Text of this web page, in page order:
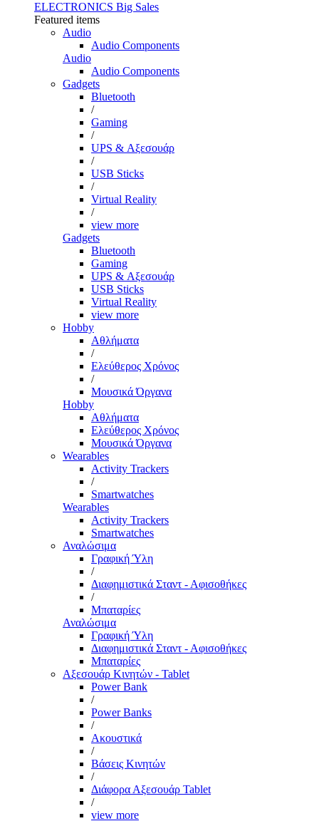
ELECTRONICS Big Sales
Featured items
Audio
Audio Components
Audio
Audio Components
Gadgets
Bluetooth
/
Gaming
/
UPS & Αξεσουάρ
/
USB Sticks
/
Virtual Reality
/
view more
Gadgets
Bluetooth
Gaming
UPS & Αξεσουάρ
USB Sticks
Virtual Reality
view more
Hobby
Αθλήματα
/
Ελεύθερος Χρόνος
/
Μουσικά Όργανα
Hobby
Αθλήματα
Ελεύθερος Χρόνος
Μουσικά Όργανα
Wearables
Activity Trackers
/
Smartwatches
Wearables
Activity Trackers
Smartwatches
Αναλώσιμα
Γραφική Ύλη
/
Διαφημιστικά Σταντ - Αφισοθήκες
/
Μπαταρίες
Αναλώσιμα
Γραφική Ύλη
Διαφημιστικά Σταντ - Αφισοθήκες
Μπαταρίες
Αξεσουάρ Κινητών - Tablet
Power Bank
/
Power Banks
/
Ακουστικά
/
Βάσεις Κινητών
/
Διάφορα Αξεσουάρ Tablet
/
view more